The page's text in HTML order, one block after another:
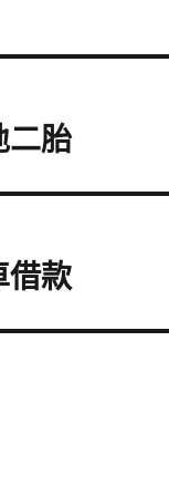
二胎
借款